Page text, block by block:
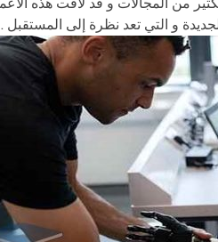
و التي تعد نظرة إلى المستقبل .